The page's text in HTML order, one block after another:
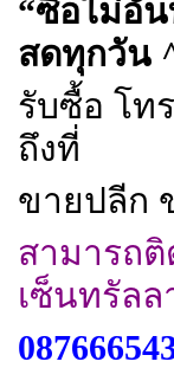
“ซื้อไม่อั้
สดทุกวัน
รับซื้อ โท
ถึงที่
ขายปลีก
สามารถ
เซ็นทรัลล